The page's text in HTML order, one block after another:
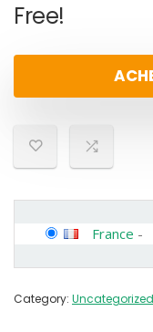
Free!
France -
Category: Uncategorized